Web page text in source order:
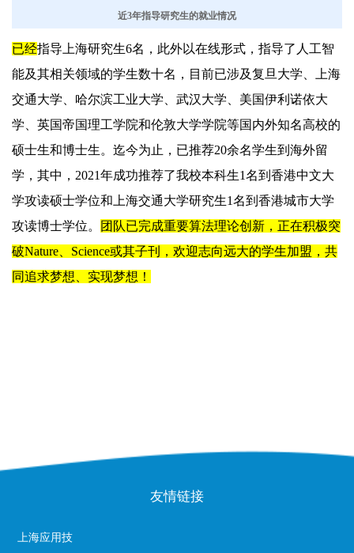
近3年指导研究生的就业情况
已经指导上海研究生6名，此外以在线形式，指导了人工智
能及其相关领域的学生数十名，目前已涉及复旦大学、上海
交通大学、哈尔滨工业大学、武汉大学、美国伊利诺依大
学、英国帝国理工学院和伦敦大学学院等国内外知名高校的
硕士生和博士生。迄今为止，已推荐20余名学生到海外留
学，其中， 2021年成功推荐了我校本科生1名到香港中文大
学攻读硕士学位和上海交通大学研究生1名到香港城市大学
攻读博士学位。
团队已完成重要算法理论创新，正在积极突
破Nature Science或其子刊，欢迎志向远大的学生加盟，共
同追求梦想、实现梦想！
友情链接
上海应用技